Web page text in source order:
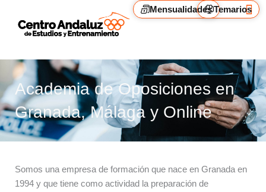
contenido
MensualidadesTemarios
Academia de Oposiciones en
Granada, Málaga y Online
Somos una empresa de formación que nace en Granada en
1994 y que tiene como actividad la preparación de